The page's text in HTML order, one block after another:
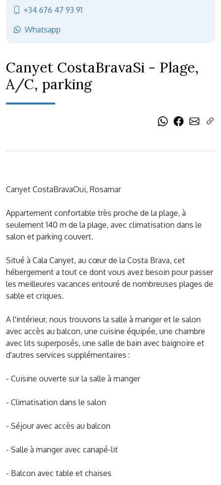
Canyet CostaBravaSi - Plage,
A/C, parking
Canyet CostaBravaOui, Rosamar
Appartement confortable très proche de la plage, à
seulement 140 m de la plage, avec climatisation dans le
salon et parking couvert.
Situé à Cala Canyet, au cœur de la Costa Brava, cet
hébergement a tout ce dont vous avez besoin pour passer
les meilleures vacances entouré de nombreuses plages de
sable et criques.
A l'intérieur, nous trouvons la salle à manger et le salon
avec accès au balcon, une cuisine équipée, une chambre
avec lits superposés, une salle de bain avec baignoire et
d'autres services supplémentaires :
- Cuisine ouverte sur la salle à manger
- Climatisation dans le salon
- Séjour avec accès au balcon
- Salle à manger avec canapé-lit
- Balcon avec table et chaises
+34 676 47 93 91
Whatsapp